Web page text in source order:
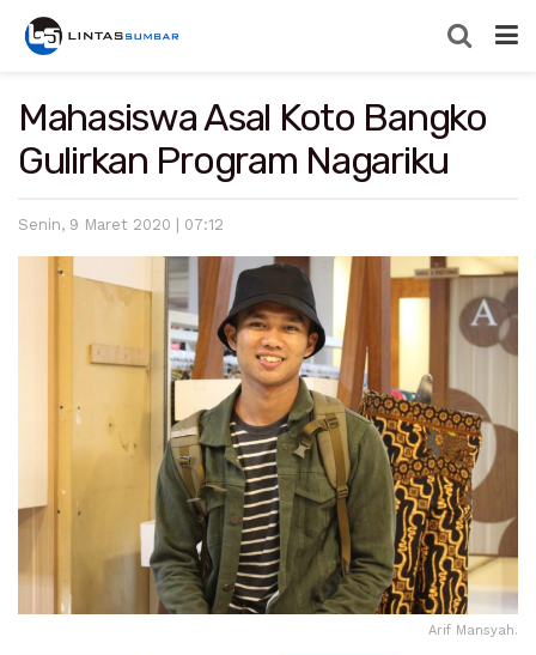
Mahasiswa Asal Koto Bangko
Gulirkan Program Nagariku
Senin, 9 Maret 2020 | 07:12
Arif Mansyah.